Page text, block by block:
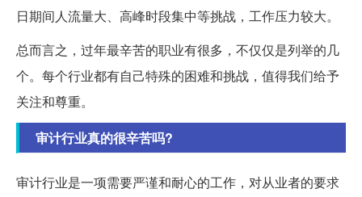
日期间人流量大、高峰时段集中等挑战，工作压力较大。
总而言之，过年最辛苦的职业有很多，不仅仅是列举的几
个。每个行业都有自己特殊的困难和挑战，值得我们给予
关注和尊重。
审计行业真的很辛苦吗?
审计行业是一项需要严谨和耐心的工作，对从业者的要求